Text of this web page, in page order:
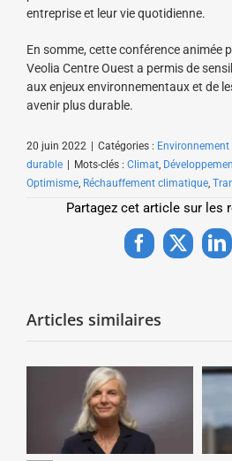
entreprise et leur vie quotidienne.
En somme, cette conférence animée
Veolia Centre Ouest a permis de
aux enjeux environnementaux et de
avenir plus durable.
20 juin 2022 | Catégories : Environnement
durable | Mots-clés : Climat
Optimisme Réchauffement climatique
Partagez cet article sur les
Facebook
X
Articles similaires